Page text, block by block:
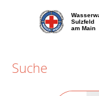
Sulzfeld
am Main
Suche